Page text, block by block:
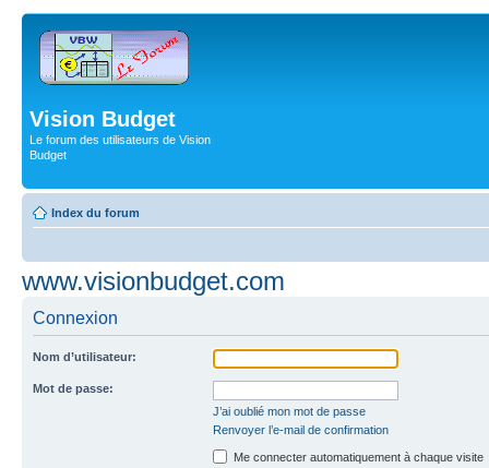
Vision Budget
Le forum des utilisateurs de Vision
Budget
Index du forum
www.visionbudget.com
Connexion
Nom d’utilisateur:
Mot de passe:
J’ai oublié mon mot de passe
Renvoyer l’e-mail de confirmation
Me connecter automatiquement à chaque visite